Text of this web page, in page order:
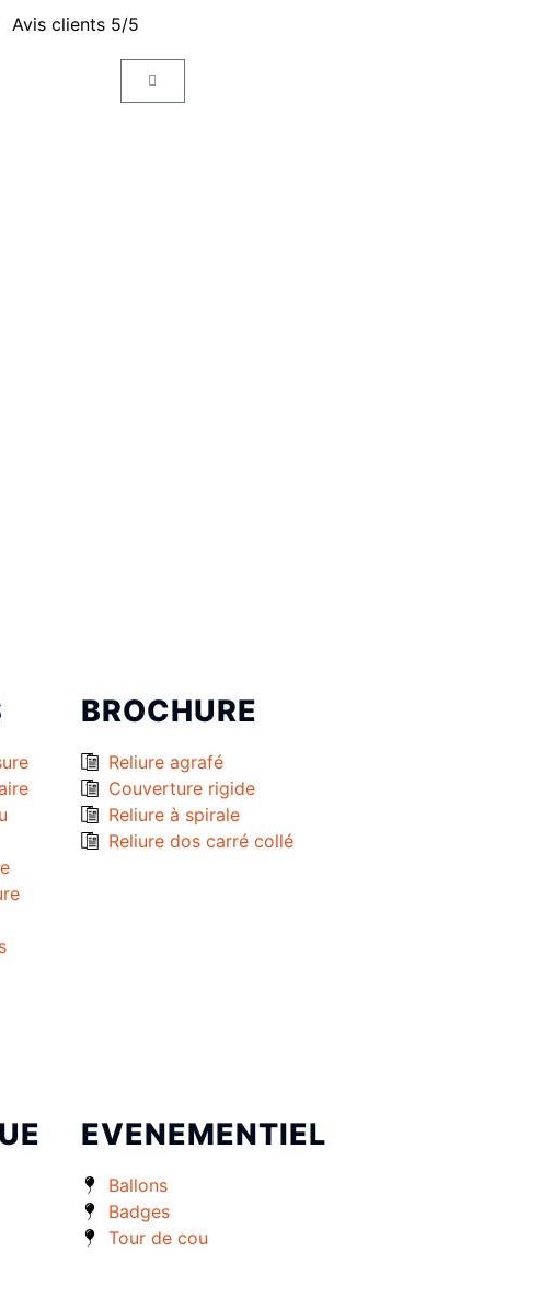
Avis clients 5/5
BROCHURE
Reliure agrafé
Couverture rigide
Reliure à spirale
Reliure dos carré collé
EVENEMENTIEL
Ballons
Badges
Tour de cou